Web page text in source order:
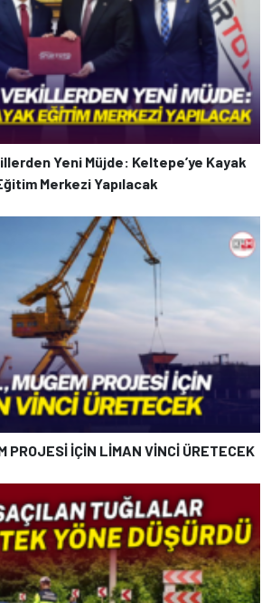
Yeni Müjde: Keltepe’ye Kayak
Merkezi Yapılacak
PROJESİ İÇİN LİMAN VİNCİ ÜRETECEK